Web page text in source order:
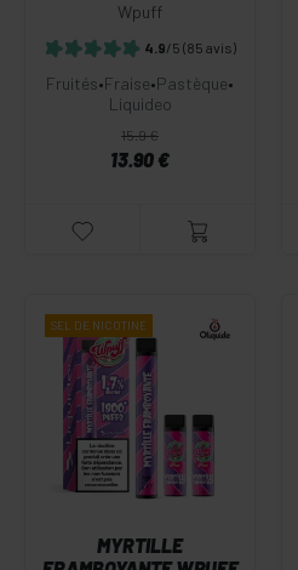
Wpuff
4.9/5 (85 avis)
Fruités•Fraise•Pastèque•
Liquideo
15.9 €
13.90 €
SEL DE NICOTINE
MYRTILLE